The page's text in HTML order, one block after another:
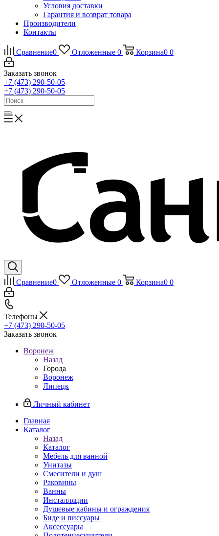
Условия доставки
Гарантия и возврат товара
Производители
Контакты
Сравнение0 Отложенные 0 Корзина0 0
Заказать звонок
+7 (473) 290-50-05
+7 (473) 290-50-05
Сравнение0 Отложенные 0 Корзина0 0
Телефоны
+7 (473) 290-50-05
Заказать звонок
Воронеж
Назад
Города
Воронеж
Липецк
Личный кабинет
Главная
Каталог
Назад
Каталог
Мебель для ванной
Унитазы
Смесители и душ
Раковины
Ванны
Инсталляции
Душевые кабины и ограждения
Биде и писсуары
Аксессуары